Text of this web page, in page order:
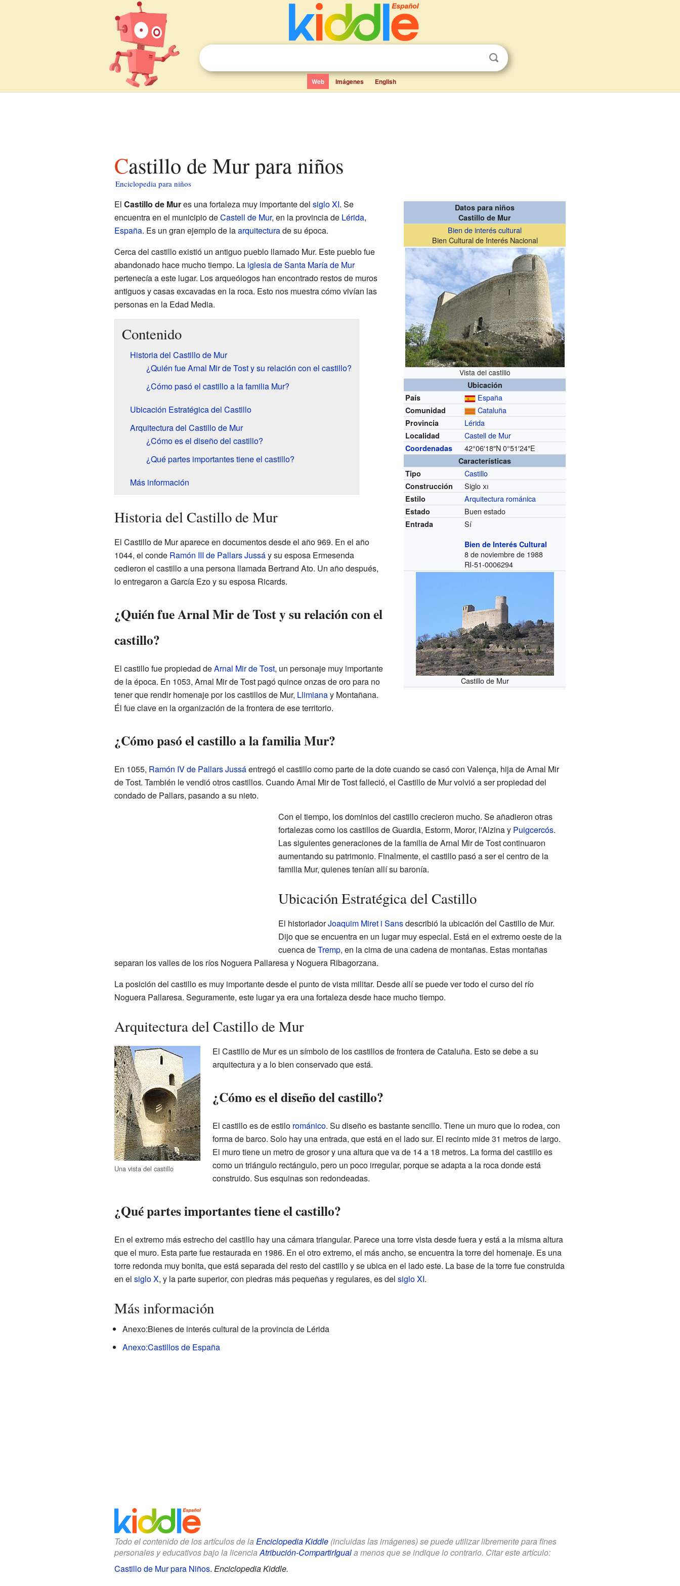
Web Imágenes English
Castillo de Mur para niños
Enciclopedia para niños
Datos para niños
Castillo de Mur
Bien de interés cultural
Bien Cultural de Interés Nacional
Vista del castillo
Ubicación
País
España
Comunidad Cataluña
Provincia Lérida
Localidad Castell de Mur
Coordenadas 42°06′18″N 0°51′24″E
Características
Tipo
Castillo
Construcción Sigloxi
Estilo Arquitectura románica
Estado Buen estado
Entrada Sí
Bien de Interés Cultural
8 de noviembre de 1988
RI-51-0006294
Castillo de Mur
El Castillo de Mures una fortaleza muy importante del siglo XI. Se
encuentra en el municipio deCastell de Mur, en la provincia de Lérida,
España. Es un gran ejemplo de laarquitecturade su época.
Cerca del castillo existió un antiguo pueblo llamado Mur. Este pueblo fue
abandonado hace mucho tiempo. La iglesia de Santa María de Mur
pertenecía a este lugar. Los arqueólogos han encontrado restos de muros
antiguos y casas excavadas en la roca. Esto nos muestra cómo vivían las
personas en la Edad Media.
Contenido
Historia del Castillo de Mur
¿Quién fue Arnal Mir de Tost y su relación con el castillo?
¿Cómo pasó el castillo a la familia Mur?
Ubicación Estratégica del Castillo
Arquitectura del Castillo de Mur
¿Cómo es el diseño del castillo?
¿Qué partes importantes tiene el castillo?
Más información
Historia del Castillo de Mur
El Castillo de Mur aparece en documentos desde el año 969. En el año
1044, el conde Ramón III de Pallars Jussáy su esposa Ermesenda
cedieron el castillo a una persona llamada Bertrand Ato. Un año después,
lo entregaron a García Ezo y su esposa Ricards.
¿Quién fue Arnal Mir de Tost y su relación con el
castillo?
El castillo fue propiedad deArnal Mir de Tost, un personaje muy importante
de la época. En 1053, Arnal Mir de Tost pagó quince onzas de oro para no
tener que rendir homenaje por los castillos de Mur, Llimianay Montañana.
Él fue clave en la organización de la frontera de ese territorio.
¿Cómo pasó el castillo a la familia Mur?
En 1055, Ramón IV de Pallars Jussáentregó el castillo como parte de la dote cuando se casó con Valença, hija de Arnal Mir
de Tost. También le vendió otros castillos. Cuando Arnal Mir de Tost falleció, el Castillo de Mur volvió a ser propiedad del
condado de Pallars, pasando a su nieto.
Con el tiempo, los dominios del castillo crecieron mucho. Se añadieron otras
fortalezas como los castillos de Guardia, Estorm, Moror, l'Alzina y Puigcercós.
Las siguientes generaciones de la familia de Arnal Mir de Tost continuaron
aumentando su patrimonio. Finalmente, el castillo pasó a ser el centro de la
familia Mur, quienes tenían allí su baronía.
Ubicación Estratégica del Castillo
El historiadorJoaquim Miret i Sansdescribió la ubicación del Castillo de Mur.
Dijo que se encuentra en un lugar muy especial. Está en el extremo oeste de la
cuenca deTremp, en la cima de una cadena de montañas. Estas montañas
separan los valles de los ríos Noguera Pallaresa y Noguera Ribagorzana.
La posición del castillo es muy importante desde el punto de vista militar. Desde allí se puede ver todo el curso del río
Noguera Pallaresa. Seguramente, este lugar ya era una fortaleza desde hace mucho tiempo.
Arquitectura del Castillo de Mur
Una vista del castillo
El Castillo de Mur es un símbolo de los castillos de frontera de Cataluña. Esto se debe a su
arquitectura y a lo bien conservado que está.
¿Cómo es el diseño del castillo?
El castillo es de estilo románico. Su diseño es bastante sencillo. Tiene un muro que lo rodea, con
forma de barco. Solo hay una entrada, que está en el lado sur. El recinto mide 31 metros de largo.
El muro tiene un metro de grosor y una altura que va de 14 a 18 metros. La forma del castillo es
como un triángulo rectángulo, pero un poco irregular, porque se adapta a la roca donde está
construido. Sus esquinas son redondeadas.
¿Qué partes importantes tiene el castillo?
En el extremo más estrecho del castillo hay una cámara triangular. Parece una torre vista desde fuera y está a la misma altura
que el muro. Esta parte fue restaurada en 1986. En el otro extremo, el más ancho, se encuentra la torre del homenaje. Es una
torre redonda muy bonita, que está separada del resto del castillo y se ubica en el lado este. La base de la torre fue construida
en el siglo X, y la parte superior, con piedras más pequeñas y regulares, es del siglo XI.
Más información
Anexo:Bienes de interés cultural de la provincia de Lérida
Anexo:Castillos de España
Todo el contenido de los artículos de la Enciclopedia Kiddle(incluidas las imágenes) se puede utilizar libremente para fines
personales y educativos bajo la licenciaAtribución-CompartirIguala menos que se indique lo contrario. Citar este artículo:
Castillo de Mur para Niños. Enciclopedia Kiddle.